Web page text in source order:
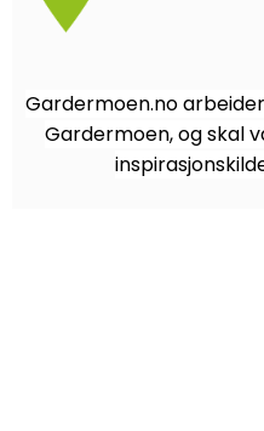
Gardermoen.no
Gardermoen, og skal